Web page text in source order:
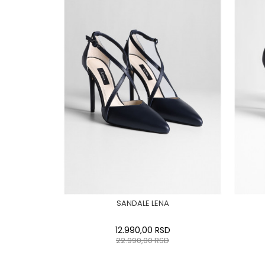
SANDALE LENA
12.990,00 RSD
22.990,00RSD